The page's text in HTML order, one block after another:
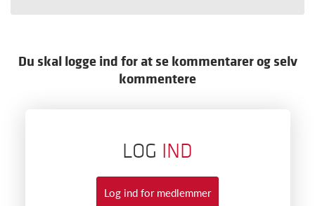
Du skal logge ind for at se kommentarer og selv
kommentere
LOG IND
Log ind for medlemmer